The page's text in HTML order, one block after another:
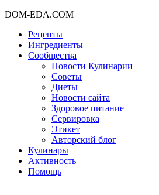
DOM-EDA.COM
Рецепты
Ингредиенты
Сообщества
Новости Кулинарии
Советы
Диеты
Новости сайта
Здоровое питание
Сервировка
Этикет
Авторский блог
Кулинары
Активность
Помощь